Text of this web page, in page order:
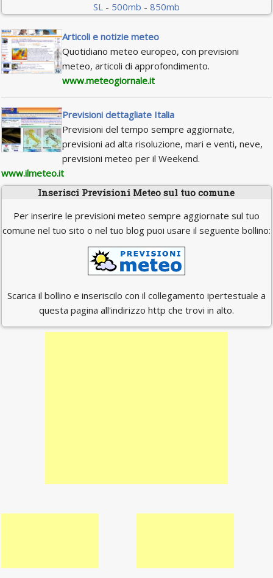
SL- 500mb - 850mb
Articoli e notizie meteo
Quotidiano meteo europeo, con previsioni
meteo, articoli di approfondimento.
www.meteogiornale.it
Previsioni dettagliate Italia
Previsioni del tempo sempre aggiornate,
previsioni ad alta risoluzione, mari e venti, neve,
previsioni meteo per il Weekend.
www.ilmeteo.it
Inserisci Previsioni Meteo sul tuo comune
Per inserire le previsioni meteo sempre aggiornate sul tuo
comune nel tuo sito o nel tuo blog puoi usare il seguente bollino:
Scarica il bollino e inseriscilo con il collegamento ipertestuale a
questa pagina all'indirizzo http che trovi in alto.